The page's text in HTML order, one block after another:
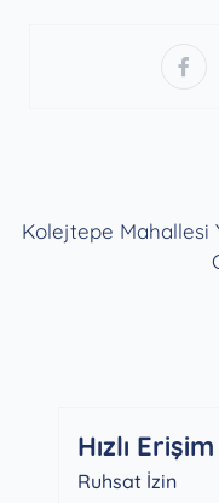
Kolejtepe Mahallesi
Hızlı Erişim
Ruhsat İzin